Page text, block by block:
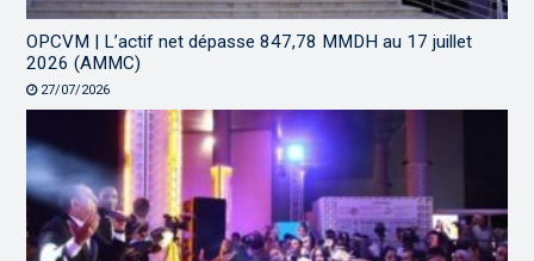
OPCVM | L’actif net dépasse 847,78 MMDH au 17 juillet
2026 (AMMC)
27/07/2026